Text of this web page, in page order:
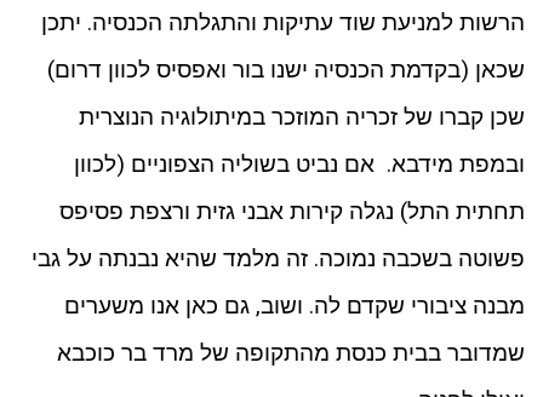
הרשות למניעת שוד עתיקות והתגלתה הכנסיה. יתכן
שכאן (בקדמת הכנסיה ישנו בור ואפסיס לכוון דרום)
שכן קברו של זכריה המוזכר במיתולוגיה הנוצרית
ובמפת מידבא. אם נביט בשוליה הצפוניים (לכוון
תחתית התל) נגלה קירות אבני גזית ורצפת פסיפס
פשוטה בשכבה נמוכה. זה מלמד שהיא נבנתה על גבי
מבנה ציבורי שקדם לה. ושוב, גם כאן אנו משערים
שמדובר בבית כנסת מהתקופה של מרד בר כוכבא